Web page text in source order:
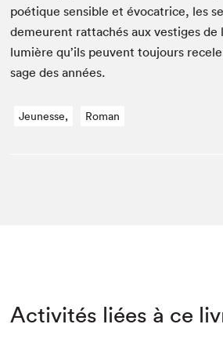
poé­tique sen­si­ble et évo­ca­trice, les
demeurent rat­tachés aux ves­tiges de
lumière qu’ils peu­vent tou­jours
sage des années.
Jeunesse, Roman
Activités liées à ce